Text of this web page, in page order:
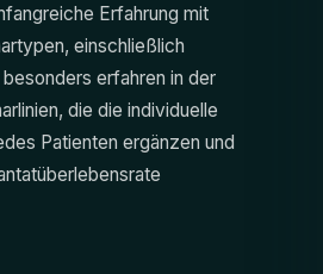
Erfahrung mit
einschließlich
erfahren in der
die die individuelle
Patienten ergänzen und